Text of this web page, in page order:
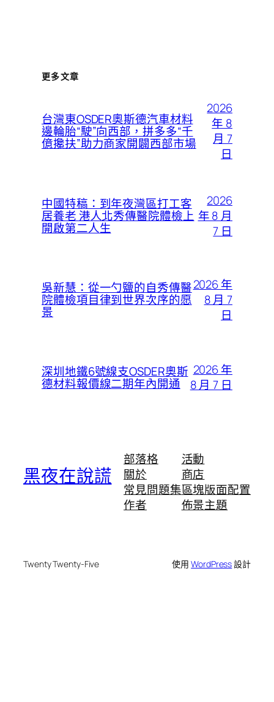
更多文章
台灣東OSDER奧斯德汽車材料
邊輪胎“駛”向西部，拼多多“千
億攙扶”助力商家開闢西部市場
2026
年 8
月 7
日
中國特稿：到年夜灣區打工客
居養老 港人北秀傳醫院體檢上
開啟第二人生
2026
年 8 月
7 日
吳新慧：從一勺鹽的自秀傳醫
院體檢項目律到世界次序的愿
景
2026 年
8 月 7
日
深圳地鐵6號線支OSDER奧斯
德材料報價線二期年內開通
2026 年
8 月 7 日
黑夜在說謊
部落格
關於
常見問題集
作者
活動
商店
區塊版面配置
佈景主題
Twenty Twenty-Five 使用WordPress設計